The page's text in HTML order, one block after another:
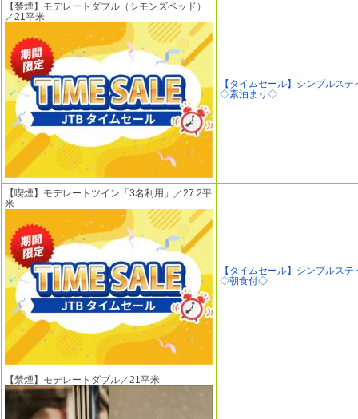
【禁煙】モデレートダブル（シモンズベッド）
／21平米
【タイムセール】シンプルステ
◇素泊まり◇
【喫煙】モデレートツイン「3名利用」／27.2平
米
【タイムセール】シンプルステ
◇朝食付◇
【禁煙】モデレートダブル／21平米